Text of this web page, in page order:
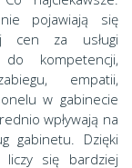
pojawiają się
cen za usługi
kompetencji,
empatii,
w gabinecie
wpływają na
gabinetu. Dzięki
liczy się bardziej